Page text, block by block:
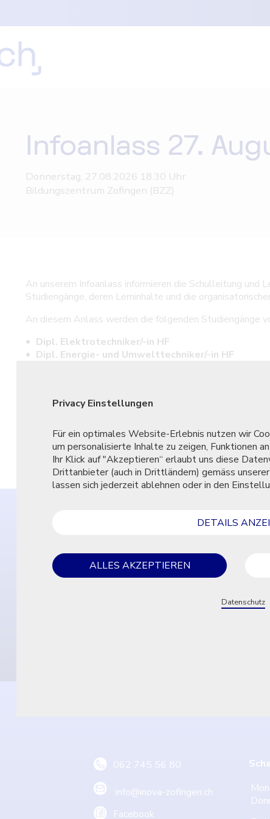
Infoanlass 27.
Donnerstag, 27.08.2026 18.30 Uhr
Bildungszentrum Zofingen (BZZ)
An unserem Infoanlass informieren die Schulleitung und
Studiengänge, deren Lerninhalte und die
An diesem Anlass werden die folgenden Studiengänge
Dipl. Elektrotechniker/-in HF
Dipl. Energie- und Umwelttechniker/-in HF
Nachdiplomstudium HF Energieeffizienz
Komm vorbei! Wir freuen uns auf deine Anmeldung.
Jetzt für den
062 745 56 80
info@inova-zofingen.ch
Facebook
Privacy Einstellungen
Für ein optimales Website-Erlebnis nutzen wir
um personalisierte Inhalte zu zeigen, Funktionen
Ihr Klick auf "Akzeptieren“ erlaubt uns diese
Drittanbieter (auch in Drittländern) gemäss
lassen sich jederzeit ablehnen oder in den
DETAILS
ALLES AKZEPTIEREN
Datenschutz